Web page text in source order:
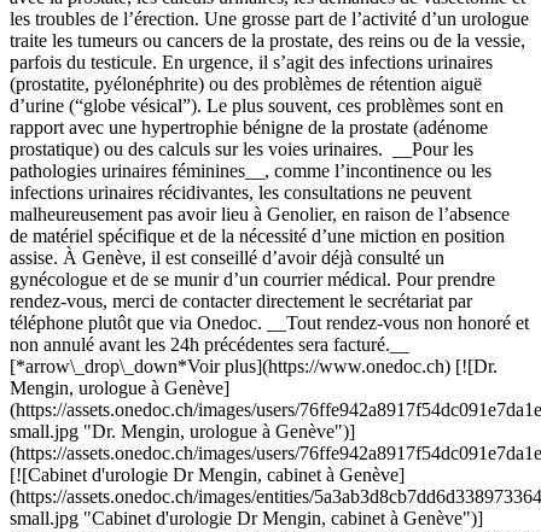
les troubles de l’érection. Une grosse part de l’activité d’un urologue
traite les tumeurs ou cancers de la prostate, des reins ou de la vessie,
parfois du testicule. En urgence, il s’agit des infections urinaires
(prostatite, pyélonéphrite) ou des problèmes de rétention aiguë
d’urine (“globe vésical”). Le plus souvent, ces problèmes sont en
rapport avec une hypertrophie bénigne de la prostate (adénome
prostatique) ou des calculs sur les voies urinaires. __Pour les
pathologies urinaires féminines__, comme l’incontinence ou les
infections urinaires récidivantes, les consultations ne peuvent
malheureusement pas avoir lieu à Genolier, en raison de l’absence
de matériel spécifique et de la nécessité d’une miction en position
assise. À Genève, il est conseillé d’avoir déjà consulté un
gynécologue et de se munir d’un courrier médical. Pour prendre
rendez-vous, merci de contacter directement le secrétariat par
téléphone plutôt que via Onedoc. __Tout rendez-vous non honoré et
non annulé avant les 24h précédentes sera facturé.__
[*arrow\_drop\_down*Voir plus](https://www.onedoc.ch) [![Dr.
Mengin, urologue à Genève]
(https://assets.onedoc.ch/images/users/
small.jpg "Dr. Mengin, urologue à Genève")]
(https://assets.onedoc.ch/images/users/
[![Cabinet d'urologie Dr Mengin, cabinet à Genève]
(https://assets.onedoc.ch/images/entities/
small.jpg "Cabinet d'urologie Dr Mengin, cabinet à Genève")]